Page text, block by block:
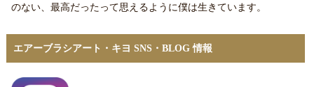
のない、最高だったって思えるように僕は生きています。
エアーブラシアート・キヨ SNS・BLOG 情報